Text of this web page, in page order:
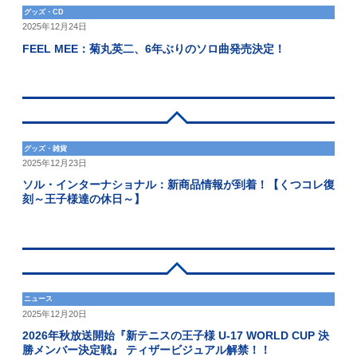
グッズ・CD
2025年12月24日
FEEL MEE：菊丸英二、6年ぶりのソロ曲発売決定！
グッズ・雑貨
2025年12月23日
ソル・インターナショナル：新商品情報が到着！【くつコレ復
刻～王子様達の休日～】
ニュース
2025年12月20日
2026年秋放送開始『新テニスの王子様 U-17 WORLD CUP 決
勝メンバー決定戦』 ティザービジュアル解禁！！